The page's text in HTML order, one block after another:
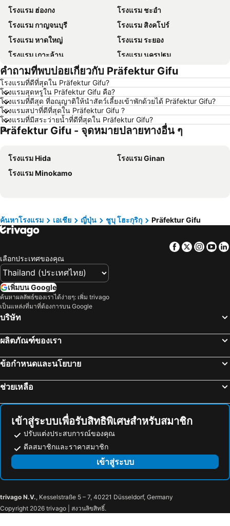
โรงแรม ฮ่องกง
โรงแรม ชะอำ
โรงแรม กาญจนบุรี
โรงแรม สิงคโปร์
โรงแรม หาดใหญ่
โรงแรม ระยอง
โรงแรม เกาะล้าน
โรงแรม นครปฐม
โรงแรม นครราชสีมา
โรงแรม ซินยี่
โรงแรม เขาหลัก
โรงแรม อุดรธานี
โรงแรม ศรีราชา
โรงแรม กระบี่
โรงแรม นครนายก
โรงแรม นครพนม
โรงแรม ฮ่องกง
โรงแรม เกาะเต่า
โรงแรม มัลดีฟส์
โรงแรม ภาคตะวันออกเฉียงเหนือ
โรงแรม จอร์เจีย
โรงแรม ลาว
โรงแรม ประเทศไทย
โรงแรม เกาะช้าง
โรงแรม เขตเมืองหลวงบรัสเซลส์
คำถามที่พบบ่อยเกี่ยวกับ Präfektur Gifu
โรงแรมที่ดีที่สุดใน Präfektur Gifu?
โรงแรมสุดหรูใน Präfektur Gifu คือ?
โรงแรมที่ดีสุด ที่อณุญาติให้นำสัตว์เลี้ยงเข้าพักด้วยได้ Präfektur Gifu?
โรงแรมสปาที่ดีที่สุดใน Präfektur Gifu ?
โรงแรมที่มีสระว่ายน้ำที่ดีที่สุดใน Präfektur Gifu?
Präfektur Gifu - จุดหมายปลายทางอื่น ๆ
โรงแรม Hida
โรงแรม Ginan
โรงแรม Minokamo
ค้นหาโรงแรม เอเชีย ญี่ปุ่น ชูบุ โฮะกุริกุ Präfektur Gifu
Facebook
Twitter
เลือกประเทศของคุณ
เพิ่มบน Google
ค้นหาผลลัพธ์ของเราได้ง่ายๆ: เพิ่ม trivago
เป็นแหล่งที่มาที่ต้องการบน Google
บริษัท
ผลิตภัณฑ์ของเรา
ข้อกำหนดและนโยบาย
ช่วยเหลือ
เข้าสู่ระบบเพื่อรับสิทธิพิเศษสำหรับสมาชิก
ปรับแต่งประสบการณ์ของคุณ
ดีลสมาชิกและราคาสมาชิก
เข้าสู่ระบบ
trivago N.V., Kesselstraße 5 – 7, 40221 Düsseldorf, Germany
Copyright 2026 trivago | สงวนลิขสิทธิ์.